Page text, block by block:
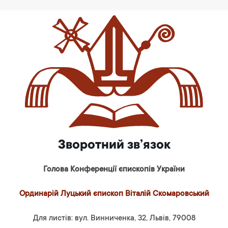
Зворотний зв’язок
Голова Конференції єпископів України
Ординарій Луцький єпископ Віталій Скомаровський
Для листів: вул. Винниченка, 32, Львів, 79008